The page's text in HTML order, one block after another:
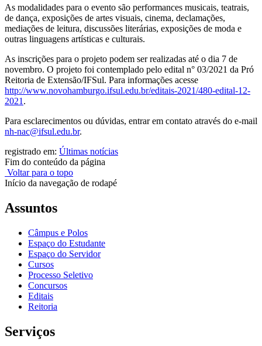
As modalidades para o evento são performances musicais, teatrais,
de dança, exposições de artes visuais, cinema, declamações,
mediações de leitura, discussões literárias, exposições de moda e
outras linguagens artísticas e culturais.
As inscrições para o projeto podem ser realizadas até o dia 7 de
novembro. O projeto foi contemplado pelo edital n° 03/2021 da Pró
Reitoria de Extensão/IFSul. Para informações acesse
http://www.novohamburgo.ifsul.edu.br/editais-2021/480-edital-12-
2021 .
Para esclarecimentos ou dúvidas, entrar em contato através do e-mail
nh-nac@ifsul.edu.br.
registrado em: Últimas notícias
Fim do conteúdo da página
Voltar para o topo
Início da navegação de rodapé
Assuntos
Câmpus e Polos
Espaço do Estudante
Espaço do Servidor
Cursos
Processo Seletivo
Concursos
Editais
Reitoria
Serviços